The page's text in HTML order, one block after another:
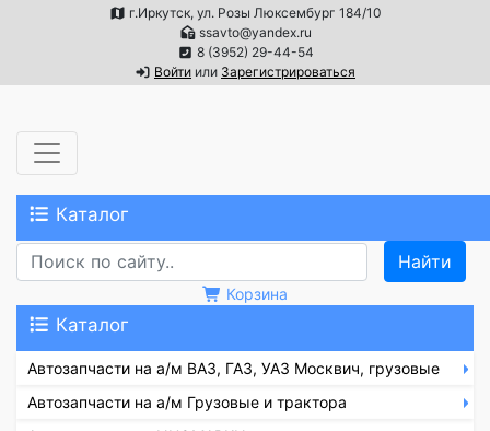
г.Иркутск, ул. Розы Люксембург 184/10
ssavto@yandex.ru
8 (3952) 29-44-54
Войти или Зарегистрироваться
Каталог
Корзина
Каталог
Автозапчасти на а/м ВАЗ, ГАЗ, УАЗ Москвич, грузовые
Автозапчасти на а/м Грузовые и трактора